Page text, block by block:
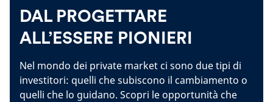
DAL PROGETTARE
ALL’ESSERE PIONIERI
Nel mondo dei private market ci sono due tipi di
investitori: quelli che subiscono il cambiamento o
quelli che lo guidano. Scopri le opportunità che